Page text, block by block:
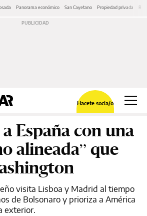
Panorama económico San Cayetano Propiedad privada
Hacete socia/o
España con una
alineada” que
visita Lisboa y Madrid al tiempo
de Bolsonaro y prioriza a América
exterior.